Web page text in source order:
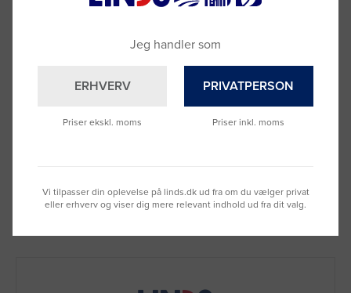
Cellofanpose OPP
(DKK 1.093,50 ekskl. moms)
Gavefolie i afrivningsæske
klar 90cmx50m
DKK 300,00
(DKK 240,00 ekskl. moms)
Jeg handler som
ERHVERV
Priser ekskl. moms
PRIVATPERSON
Priser inkl. moms
Vi tilpasser din oplevelse på linds.dk ud fra om du vælger privat
eller erhverv og viser dig mere relevant indhold ud fra dit valg.